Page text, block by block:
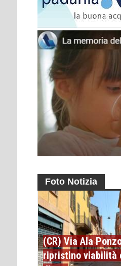
Foto Notizia
(CR) Via Ala
ripristino viabilità